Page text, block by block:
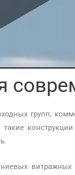
групп,